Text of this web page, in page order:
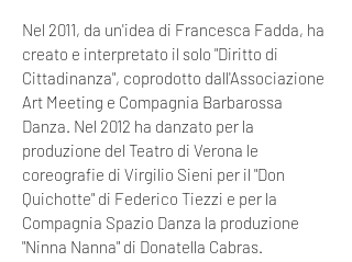
Nel 2011, da un'idea di Francesca Fadda, ha
creato e interpretato il solo "Diritto di
Cittadinanza", coprodotto dall'Associazione
Art Meeting e Compagnia Barbarossa
Danza. Nel 2012 ha danzato per la
produzione del Teatro di Verona le
coreografie di Virgilio Sieni per il "Don
Quichotte" di Federico Tiezzi e per la
Compagnia Spazio Danza la produzione
"Ninna Nanna" di Donatella Cabras.